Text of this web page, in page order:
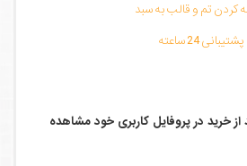
کردن تم و قالب به سبد
پشتیبانی 24 ساعته
از خرید در پروفایل کاربری خود مشاهده